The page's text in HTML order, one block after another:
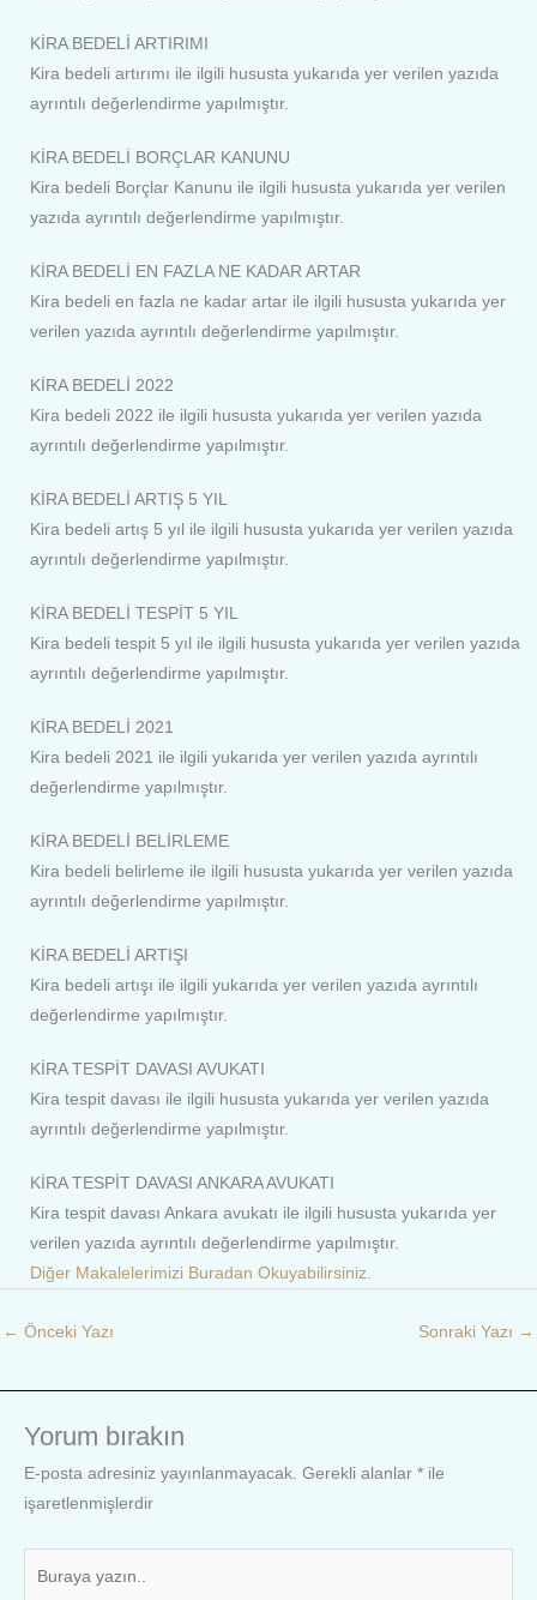
KİRA BEDELİ ARTIRIMI
Kira bedeli artırımı ile ilgili hususta yukarıda yer verilen yazıda
ayrıntılı değerlendirme yapılmıştır.
KİRA BEDELİ BORÇLAR KANUNU
Kira bedeli Borçlar Kanunu ile ilgili hususta yukarıda yer verilen
yazıda ayrıntılı değerlendirme yapılmıştır.
KİRA BEDELİ EN FAZLA NE KADAR ARTAR
Kira bedeli en fazla ne kadar artar ile ilgili hususta yukarıda yer
verilen yazıda ayrıntılı değerlendirme yapılmıştır.
KİRA BEDELİ 2022
Kira bedeli 2022 ile ilgili hususta yukarıda yer verilen yazıda
ayrıntılı değerlendirme yapılmıştır.
KİRA BEDELİ ARTIŞ 5 YIL
Kira bedeli artış 5 yıl ile ilgili hususta yukarıda yer verilen yazıda
ayrıntılı değerlendirme yapılmıştır.
KİRA BEDELİ TESPİT 5 YIL
Kira bedeli tespit 5 yıl ile ilgili hususta yukarıda yer verilen yazıda
ayrıntılı değerlendirme yapılmıştır.
KİRA BEDELİ 2021
Kira bedeli 2021 ile ilgili yukarıda yer verilen yazıda ayrıntılı
değerlendirme yapılmıştır.
KİRA BEDELİ BELİRLEME
Kira bedeli belirleme ile ilgili hususta yukarıda yer verilen yazıda
ayrıntılı değerlendirme yapılmıştır.
KİRA BEDELİ ARTIŞI
Kira bedeli artışı ile ilgili yukarıda yer verilen yazıda ayrıntılı
değerlendirme yapılmıştır.
KİRA TESPİT DAVASI AVUKATI
Kira tespit davası ile ilgili hususta yukarıda yer verilen yazıda
ayrıntılı değerlendirme yapılmıştır.
KİRA TESPİT DAVASI ANKARA AVUKATI
Kira tespit davası Ankara avukatı ile ilgili hususta yukarıda yer
verilen yazıda ayrıntılı değerlendirme yapılmıştır.
Diğer Makalelerimizi Buradan Okuyabilirsiniz.
← Önceki Yazı Sonraki Yazı →
Yorum bırakın
E-posta adresiniz yayınlanmayacak. Gerekli alanlar * ile
işaretlenmişlerdir